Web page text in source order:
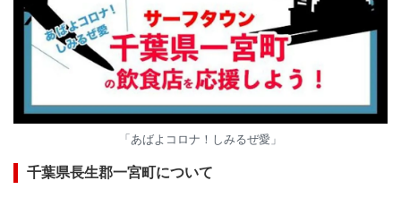
「あばよコロナ！しみるぜ愛」
千葉県長生郡一宮町について